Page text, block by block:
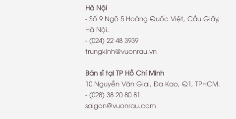
Hà Nội
- Số 9 Ngõ 5 Hoàng Quốc Việt, Cầu Giấy,
Hà Nội.
- (024) 22 48 3939
trungkinh@vuonrau.vn
Bán sỉ tại TP Hồ Chí Minh
10 Nguyễn Văn Giai, Đa Kao, Q1, TPHCM.
- (028) 38 20 80 81
saigon@vuonrau.com